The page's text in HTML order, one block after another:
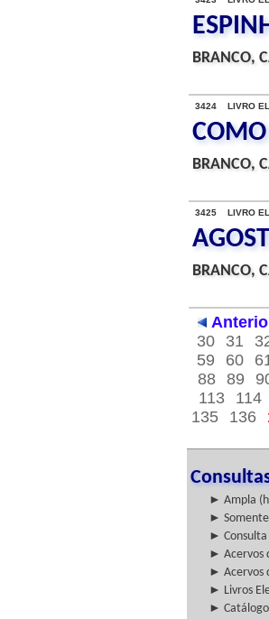
BRANCO,
3424 LIVRO
BRANCO,
3425 LIVRO
BRANCO,
30
31
59
60
88 89
113
114
135
136
► Ampla
►
► Consulta
► Acervos
► Acervos
► Livros
►